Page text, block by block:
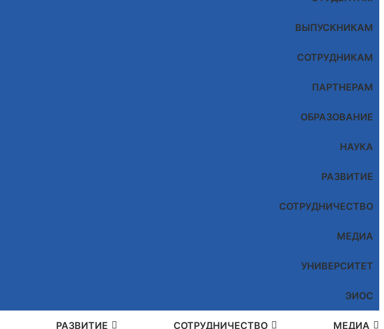
ВЫПУСКНИКАМ
СОТРУДНИКАМ
ПАРТНЕРАМ
ОБРАЗОВАНИЕ
НАУКА
РАЗВИТИЕ
СОТРУДНИЧЕСТВО
МЕДИА
УНИВЕРСИТЕТ
ЭИОС
РАЗВИТИЕ СОТРУДНИЧЕСТВО МЕДИА